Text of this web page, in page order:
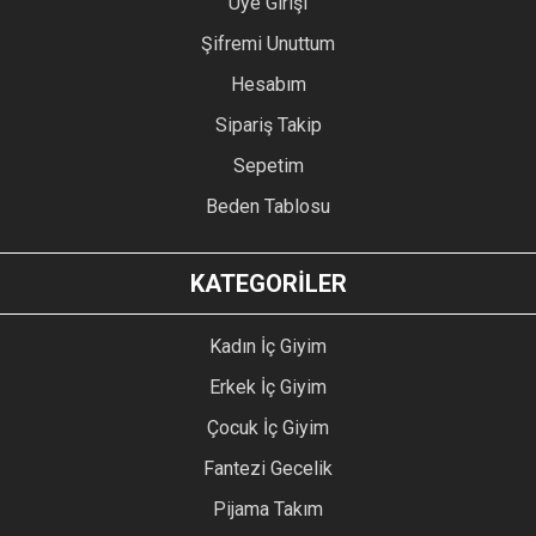
Şifremi Unuttum
Hesabım
Sipariş Takip
Sepetim
Beden Tablosu
KATEGORİLER
Kadın İç Giyim
Erkek İç Giyim
Çocuk İç Giyim
Fantezi Gecelik
Pijama Takım